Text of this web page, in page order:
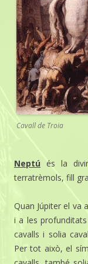
Cavall de Troia
Neptú és la
terratrèmols, fill
Quan Júpiter el va
i a les
cavalls i solia
Per tot això, el